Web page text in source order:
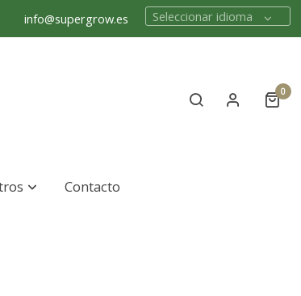
info@supergrow.es Seleccionar idioma
0
Contacto